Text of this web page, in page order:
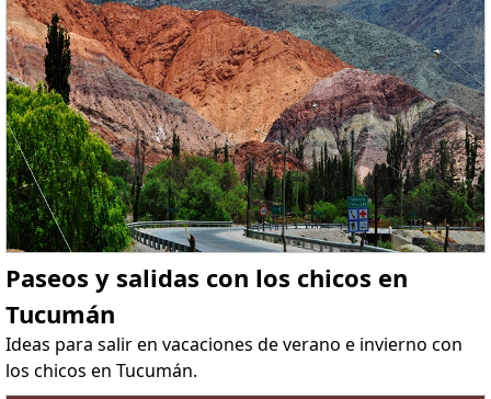
Paseos y salidas con los chicos en
Tucumán
Ideas para salir en vacaciones de verano e invierno con
los chicos en Tucumán.